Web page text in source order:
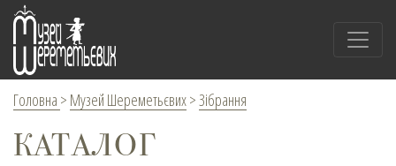
Головна > Музей Шереметьєвих>Зібрання
КАТАЛОГ